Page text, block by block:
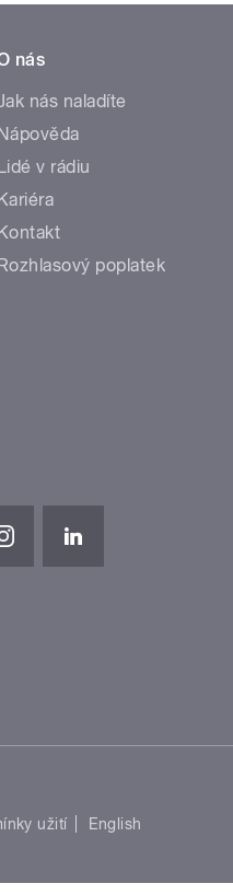
nás
nás naladíte
v rádiu
poplatek
užití
English